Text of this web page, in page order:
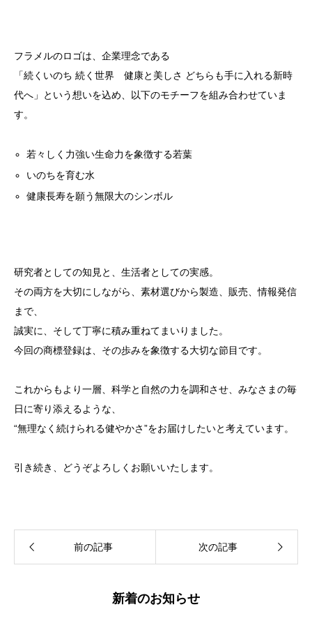
フラメルのロゴは、企業理念である
「続くいのち 続く世界 健康と美しさ どちらも手に入れる新時
代へ」という想いを込め、以下のモチーフを組み合わせていま
す。
若々しく力強い生命力を象徴する若葉
いのちを育む水
健康長寿を願う無限大のシンボル
研究者としての知見と、生活者としての実感。
その両方を大切にしながら、素材選びから製造、販売、情報発信
まで、
誠実に、そして丁寧に積み重ねてまいりました。
今回の商標登録は、その歩みを象徴する大切な節目です。
これからもより一層、科学と自然の力を調和させ、みなさまの毎
日に寄り添えるような、
“無理なく続けられる健やかさ”をお届けしたいと考えています。
引き続き、どうぞよろしくお願いいたします。
前の記事 次の記事
新着のお知らせ